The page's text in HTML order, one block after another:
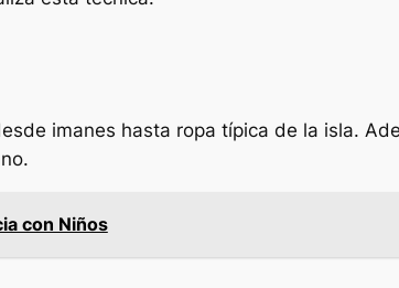
imanes hasta ropa típica de la isla.
con Niños